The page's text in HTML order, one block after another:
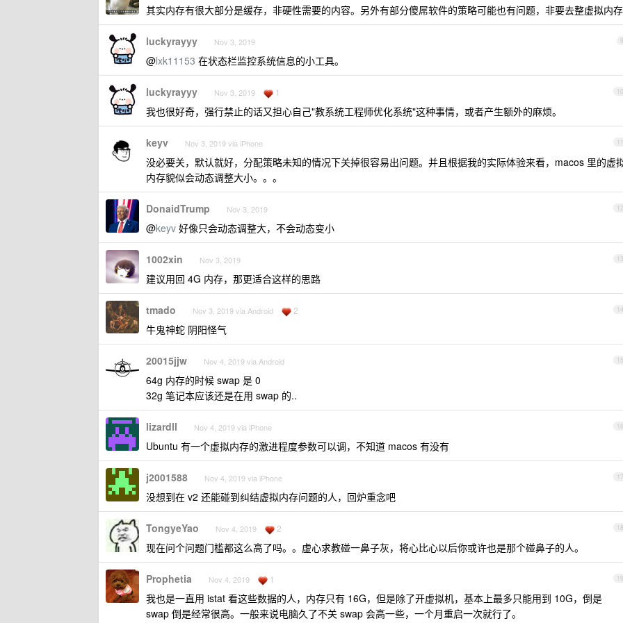
其实内存有很大部分是缓存，非硬性需要的内容。另外有部分傻屌软件的策略可能也有问题，非要去整虚拟内存
9
luckyrayyy Nov 3, 2019
@lxk11153 在状态栏监控系统信息的小工具。
10
luckyrayyy Nov 3, 2019 1
我也很好奇，强行禁止的话又担心自己"教系统工程师优化系统"这种事情，或者产生额外的麻烦。
11
keyv Nov 3, 2019 via iPhone
没必要关，默认就好，分配策略未知的情况下关掉很容易出问题。并且根据我的实际体验来看，macos 里的虚
内存貌似会动态调整大小。。。
12
DonaidTrump Nov 3, 2019
@keyv 好像只会动态调整大，不会动态变小
13
1002xin Nov 3, 2019
建议用回 4G 内存，那更适合这样的思路
14
tmado Nov 3, 2019 via Android 2
牛鬼神蛇 阴阳怪气
15
20015jjw Nov 4, 2019 via Android
64g 内存的时候 swap 是 0
32g 笔记本应该还是在用 swap 的..
16
lizardll Nov 4, 2019 via iPhone
Ubuntu 有一个虚拟内存的激进程度参数可以调，不知道 macos 有没有
17
j2001588 Nov 4, 2019 via iPhone
没想到在 v2 还能碰到纠结虚拟内存问题的人，回炉重念吧
18
TongyeYao Nov 4, 2019 2
现在问个问题门槛都这么高了吗。。虚心求教碰一鼻子灰，将心比心以后你或许也是那个碰鼻子的人。
19
Prophetia Nov 4, 2019 1
我也是一直用 istat 看这些数据的人，内存只有 16G，但是除了开虚拟机，基本上最多只能用到 10G，倒是
swap 倒是经常很高。一般来说电脑久了不关 swap 会高一些，一个月重启一次就行了。